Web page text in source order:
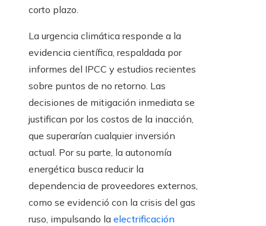
corto plazo.
La urgencia climática responde a la
evidencia científica, respaldada por
informes del IPCC y estudios recientes
sobre puntos de no retorno. Las
decisiones de mitigación inmediata se
justifican por los costos de la inacción,
que superarían cualquier inversión
actual. Por su parte, la autonomía
energética busca reducir la
dependencia de proveedores externos,
como se evidenció con la crisis del gas
ruso, impulsando la electrificación